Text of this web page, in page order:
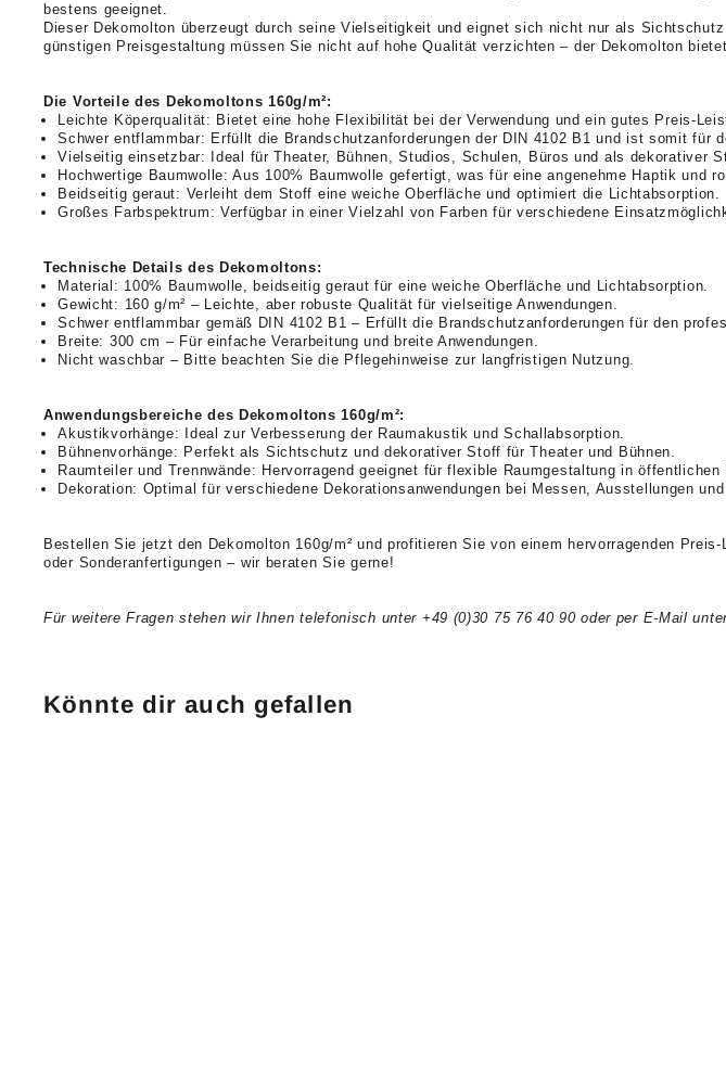
bestens geeignet.
Dieser Dekomolton überzeugt durch seine Vielseitigkeit und eignet sich nicht nur als
günstigen Preisgestaltung müssen Sie nicht auf hohe Qualität verzichten – der Dekomolton
Die Vorteile des Dekomoltons 160g/m²:
Leichte Köperqualität: Bietet eine hohe Flexibilität bei der Verwendung und ein gutes Preis-
Schwer entflammbar: Erfüllt die Brandschutzanforderungen der DIN 4102 B1 und ist somit für
Vielseitig einsetzbar: Ideal für Theater, Bühnen, Studios, Schulen, Büros und als dekorativer
Hochwertige Baumwolle: Aus 100% Baumwolle gefertigt, was für eine angenehme Haptik und
Beidseitig geraut: Verleiht dem Stoff eine weiche Oberfläche und optimiert die Lichtabsorption.
Großes Farbspektrum: Verfügbar in einer Vielzahl von Farben für verschiedene
Technische Details des Dekomoltons:
Material: 100% Baumwolle, beidseitig geraut für eine weiche Oberfläche und Lichtabsorption.
Gewicht: 160 g/m² – Leichte, aber robuste Qualität für vielseitige Anwendungen.
Schwer entflammbar gemäß DIN 4102 B1 – Erfüllt die Brandschutzanforderungen für den
Breite: 300 cm – Für einfache Verarbeitung und breite Anwendungen.
Nicht waschbar – Bitte beachten Sie die Pflegehinweise zur langfristigen Nutzung.
Anwendungsbereiche des Dekomoltons 160g/m²:
Akustikvorhänge: Ideal zur Verbesserung der Raumakustik und Schallabsorption.
Bühnenvorhänge: Perfekt als Sichtschutz und dekorativer Stoff für Theater und Bühnen.
Raumteiler und Trennwände: Hervorragend geeignet für flexible Raumgestaltung in
Dekoration: Optimal für verschiedene Dekorationsanwendungen bei Messen, Ausstellungen
Bestellen Sie jetzt den Dekomolton 160g/m² und profitieren Sie von einem hervorragenden
oder Sonderanfertigungen – wir beraten Sie gerne!
Für weitere Fragen stehen wir Ihnen telefonisch unter +49 (0)30 75 76 40 90 oder per E-Mail
Könnte dir auch gefallen